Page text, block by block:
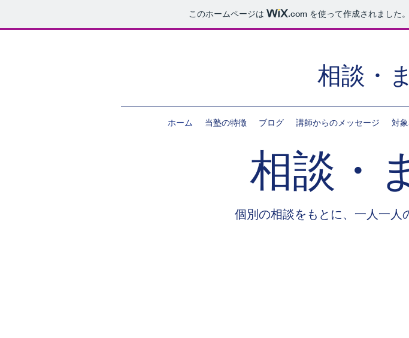
このホームページは .com を使って作成されました
相談・
ホーム 当塾の特徴 ブログ 講師からのメッセージ 対
相談・
個別の相談をもとに、一人一人